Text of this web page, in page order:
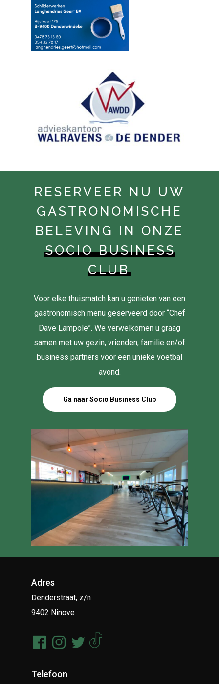
RESERVEER NU UW
GASTRONOMISCHE
BELEVING IN ONZE
SOCIO BUSINESS
CLUB
Voor elke thuismatch kan u genieten van een
gastronomisch menu geserveerd door “Chef
Dave Lampole”. We verwelkomen u graag
samen met uw gezin, vrienden, familie en/of
business partners voor een unieke voetbal
avond.
Ga naar Socio Business Club
Adres
Denderstraat, z/n
9402 Ninove
Telefoon